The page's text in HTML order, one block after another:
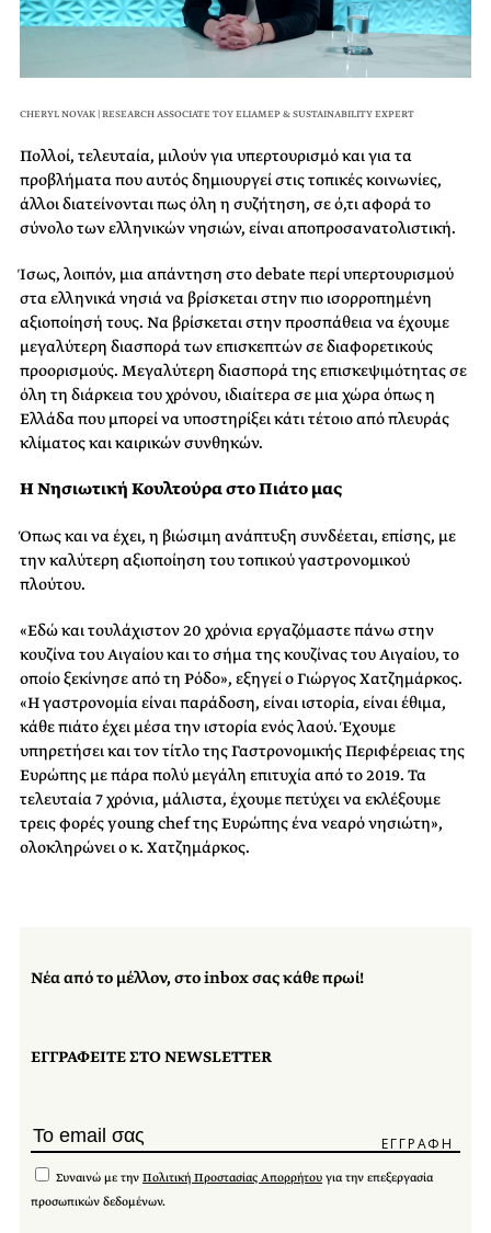
CHERYL NOVAK | RESEARCH ASSOCIATE ΤΟΥ ELIAMEP & SUSTAINABILITY EXPERT
Πολλοί, τελευταία, μιλούν για υπερτουρισμό και για τα
προβλήματα που αυτός δημιουργεί στις τοπικές κοινωνίες,
άλλοι διατείνονται πως όλη η συζήτηση, σε ό,τι αφορά το
σύνολο των ελληνικών νησιών, είναι αποπροσανατολιστική.
Ίσως, λοιπόν, μια απάντηση στο debate περί υπερτουρισμού
στα ελληνικά νησιά να βρίσκεται στην πιο ισορροπημένη
αξιοποίησή τους. Να βρίσκεται στην προσπάθεια να έχουμε
μεγαλύτερη διασπορά των επισκεπτών σε διαφορετικούς
προορισμούς. Μεγαλύτερη διασπορά της επισκεψιμότητας σε
όλη τη διάρκεια του χρόνου, ιδιαίτερα σε μια χώρα όπως η
Ελλάδα που μπορεί να υποστηρίξει κάτι τέτοιο από πλευράς
κλίματος και καιρικών συνθηκών.
Η Νησιωτική Κουλτούρα στο Πιάτο μας
Όπως και να έχει, η βιώσιμη ανάπτυξη συνδέεται, επίσης, με
την καλύτερη αξιοποίηση του τοπικού γαστρονομικού
πλούτου.
«Εδώ και τουλάχιστον 20 χρόνια εργαζόμαστε πάνω στην
κουζίνα του Αιγαίου και το σήμα της κουζίνας του Αιγαίου, το
οποίο ξεκίνησε από τη Ρόδο», εξηγεί ο Γιώργος Χατζημάρκος.
«Η γαστρονομία είναι παράδοση, είναι ιστορία, είναι έθιμα,
κάθε πιάτο έχει μέσα την ιστορία ενός λαού. Έχουμε
υπηρετήσει και τον τίτλο της Γαστρονομικής Περιφέρειας της
Ευρώπης με πάρα πολύ μεγάλη επιτυχία από το 2019. Τα
τελευταία 7 χρόνια, μάλιστα, έχουμε πετύχει να εκλέξουμε
τρεις φορές young chef της Ευρώπης ένα νεαρό νησιώτη»,
ολοκληρώνει ο κ. Χατζημάρκος.
Νέα από το μέλλον, στο inbox σας κάθε πρωί!
ΕΓΓΡΑΦΕΙΤΕ ΣΤΟ NEWSLETTER
Συναινώ με την Πολιτική Προστασίας Απορρήτου για την επεξεργασία
προσωπικών δεδομένων.